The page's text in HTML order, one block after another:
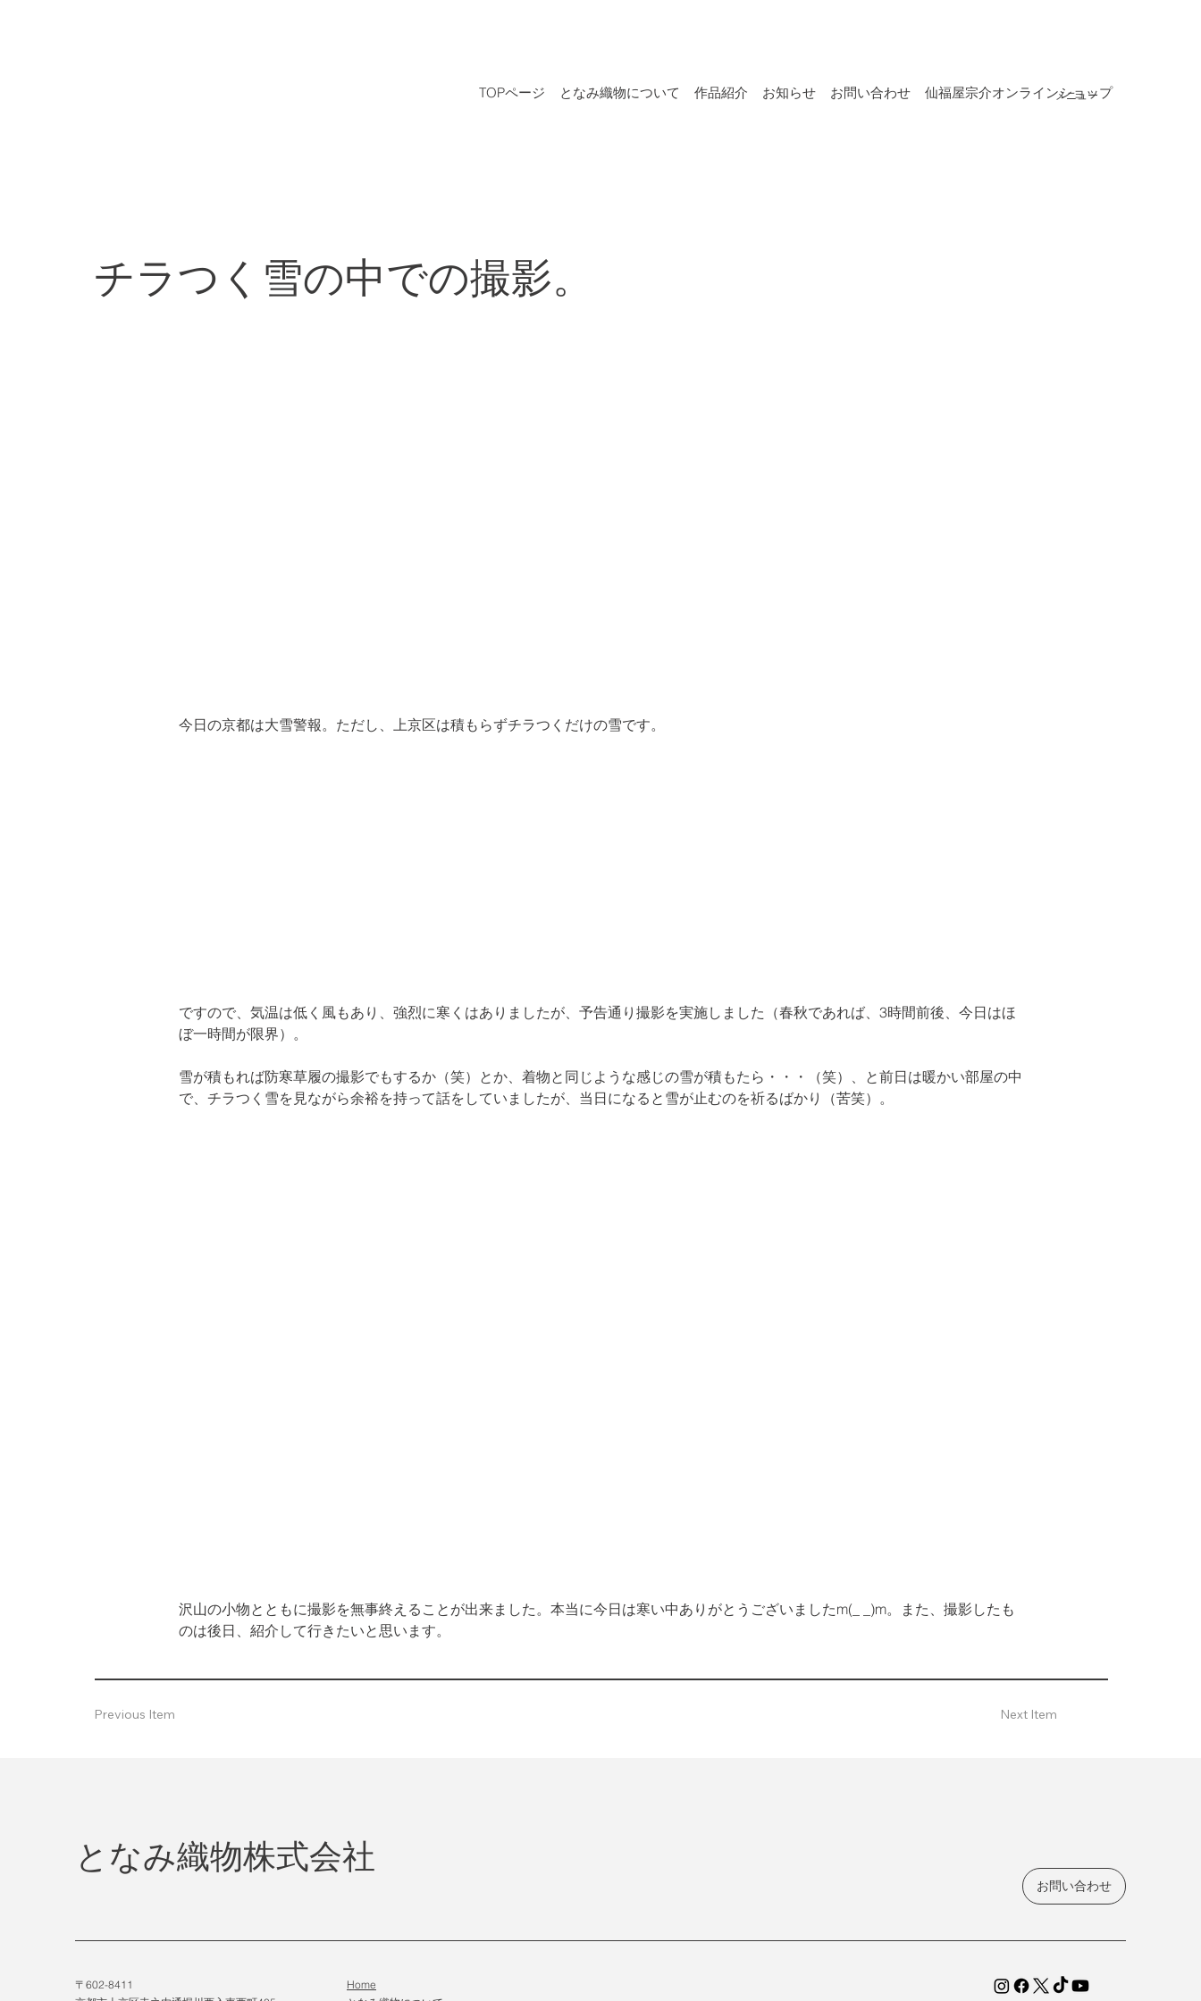
メニュー
TOPページ となみ織物について 作品紹介 お知らせ お問い合わせ 仙福屋宗介オンラインショップ
チラつく雪の中での撮影。
今日の京都は大雪警報。ただし、上京区は積もらずチラつくだけの雪です。
ですので、気温は低く風もあり、強烈に寒くはありましたが、予告通り撮影を実施しました（春秋であれば、3時間前後、今日はほ
ぼ一時間が限界）。
雪が積もれば防寒草履の撮影でもするか（笑）とか、着物と同じような感じの雪が積もたら・・・（笑）、と前日は暖かい部屋の中
で、チラつく雪を見ながら余裕を持って話をしていましたが、当日になると雪が止むのを祈るばかり（苦笑）。
沢山の小物とともに撮影を無事終えることが出来ました。本当に今日は寒い中ありがとうございましたm(_ _)m。また、撮影したも
のは後日、紹介して行きたいと思います。
Next Item
Previous Item
となみ織物株式会社
お問い合わせ
〒602-8411
Home